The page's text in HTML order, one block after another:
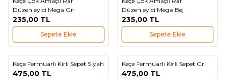
Yeni
Favorilere Ekle
Düzenleyici Mega Gri
235,00 TL
Sepete Ekle
Yeni
Favorilere Ekle
Düzenleyici Mega Bej
235,00 TL
Sepete Ekle
Yeni
Favorilere Ekle
Keçe Fermuarlı Kirli Sepet Siyah
475,00 TL
Yeni
Favorilere Ekle
Keçe Fermuarlı Kirli Sepet Gri
475,00 TL